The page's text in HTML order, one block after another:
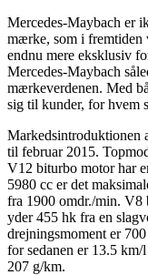
Mercedes-Maybach er
mærke, som i fremtiden
endnu mere eksklusiv
Mercedes-Maybach
mærkeverdenen. Med
sig til kunder, for hvem
Markedsintroduktionen
til februar 2015.
V12 biturbo motor har
5980 cc er det
fra 1900 omdr./min. V8
yder 455 hk fra en
drejningsmoment er
for sedanen er 13.5
207 g/km.